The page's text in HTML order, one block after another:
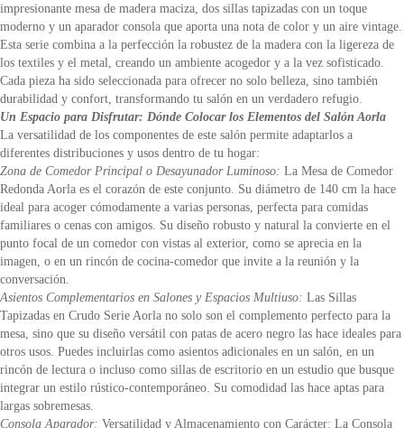
impresionante mesa de madera maciza, dos sillas tapizadas con un toque
moderno y un aparador consola que aporta una nota de color y un aire vintage.
Esta serie combina a la perfección la robustez de la madera con la ligereza de
los textiles y el metal, creando un ambiente acogedor y a la vez sofisticado.
Cada pieza ha sido seleccionada para ofrecer no solo belleza, sino también
durabilidad y confort, transformando tu salón en un verdadero refugio.
Un Espacio para Disfrutar: Dónde Colocar los Elementos del Salón Aorla
La versatilidad de los componentes de este salón permite adaptarlos a
diferentes distribuciones y usos dentro de tu hogar:
Zona de Comedor Principal o Desayunador Luminoso: La Mesa de Comedor
Redonda Aorla es el corazón de este conjunto. Su diámetro de 140 cm la hace
ideal para acoger cómodamente a varias personas, perfecta para comidas
familiares o cenas con amigos. Su diseño robusto y natural la convierte en el
punto focal de un comedor con vistas al exterior, como se aprecia en la
imagen, o en un rincón de cocina-comedor que invite a la reunión y la
conversación.
Asientos Complementarios en Salones y Espacios Multiuso: Las Sillas
Tapizadas en Crudo Serie Aorla no solo son el complemento perfecto para la
mesa, sino que su diseño versátil con patas de acero negro las hace ideales para
otros usos. Puedes incluirlas como asientos adicionales en un salón, en un
rincón de lectura o incluso como sillas de escritorio en un estudio que busque
integrar un estilo rústico-contemporáneo. Su comodidad las hace aptas para
largas sobremesas.
Consola Aparador: Versatilidad y Almacenamiento con Carácter: La Consola